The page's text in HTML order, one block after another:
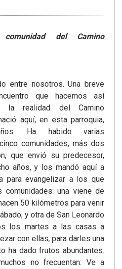
del Camino
entre nosotros. Una breve
que hacemos así
la realidad del Camino
aquí, en esta parroquia,
Ha habido varias
comunidades, más dos
que envió su predecesor,
años, y los mandó aquí a
para evangelizar a los que
comunidades: una viene de
50 kilómetros para venir
y otra de San Leonardo
los martes a las casas a
con ellas, para darles una
ha dado frutos abundantes.
no frecuentan: Ve a